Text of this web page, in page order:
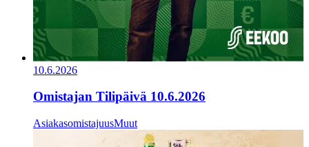
10.6.2026
Omistajan Tilipäivä 10.6.2026
AsiakasomistajuusMuut